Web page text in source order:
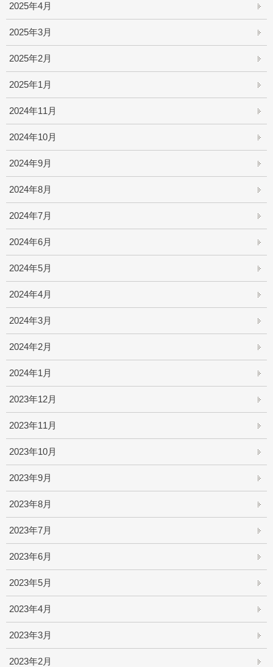
2025年4月
2025年3月
2025年2月
2025年1月
2024年11月
2024年10月
2024年9月
2024年8月
2024年7月
2024年6月
2024年5月
2024年4月
2024年3月
2024年2月
2024年1月
2023年12月
2023年11月
2023年10月
2023年9月
2023年8月
2023年7月
2023年6月
2023年5月
2023年4月
2023年3月
2023年2月